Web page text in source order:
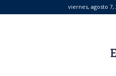
viernes, agosto 7,
Digital